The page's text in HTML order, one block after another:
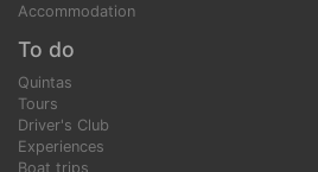
Accommodation
To do
Quintas
Tours
Driver's Club
Experiences
Boat trips